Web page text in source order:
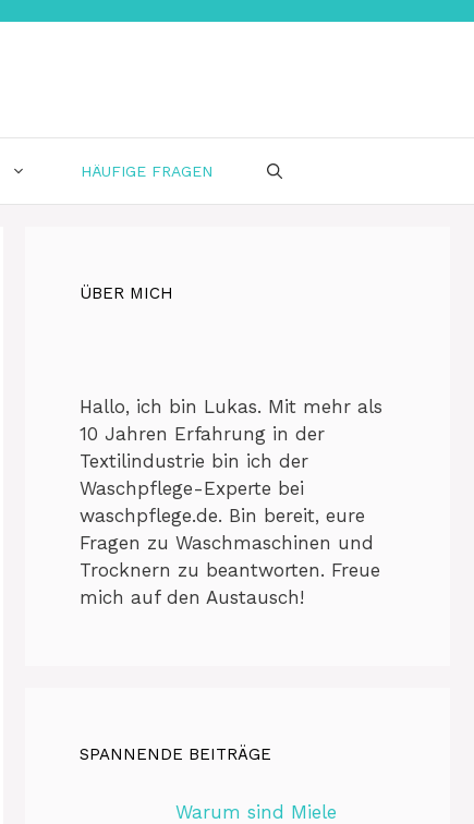
HÄUFIGE FRAGEN
ÜBER MICH
Hallo, ich bin Lukas. Mit mehr als
10 Jahren Erfahrung in der
Textilindustrie bin ich der
Waschpflege-Experte bei
waschpflege.de. Bin bereit, eure
Fragen zu Waschmaschinen und
Trocknern zu beantworten. Freue
mich auf den Austausch!
SPANNENDE BEITRÄGE
Warum sind Miele